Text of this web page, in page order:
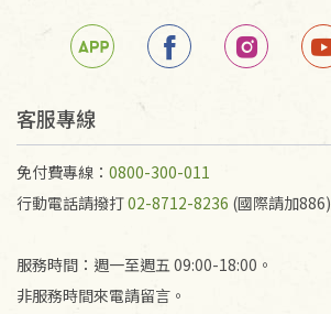
客服專線
免付費專線： 0800-300-011
行動電話請撥打02-8712-8236 (國際請加886)
服務時間：週一至週五 09:00-18:00。
非服務時間來電請留言。